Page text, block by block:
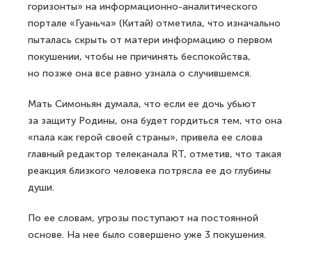
горизонты» на информационно-аналитического
портале «Гуаньча» (Китай) отметила, что изначально
пыталась скрыть от матери информацию о первом
покушении, чтобы не причинять беспокойства,
но позже она все равно узнала о случившемся.
Мать Симоньян думала, что если ее дочь убьют
за защиту Родины, она будет гордиться тем, что она
«пала как герой своей страны», привела ее слова
главный редактор телеканала RT, отметив, что такая
реакция близкого человека потрясла ее до глубины
души.
По ее словам, угрозы поступают на постоянной
основе. На нее было совершено уже 3 покушения.